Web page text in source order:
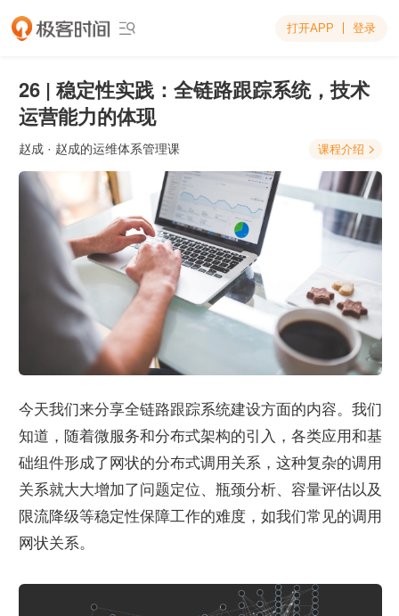
 打开APP 登录
26 | 稳定性实践：全链路跟踪系统，技术
运营能力的体现
赵成 · 赵成的运维体系管理课 课程介绍 
今天我们来分享全链路跟踪系统建设方面的内容。我们
知道，随着微服务和分布式架构的引入，各类应用和基
础组件形成了网状的分布式调用关系，这种复杂的调用
关系就大大增加了问题定位、瓶颈分析、容量评估以及
限流降级等稳定性保障工作的难度，如我们常见的调用
网状关系。